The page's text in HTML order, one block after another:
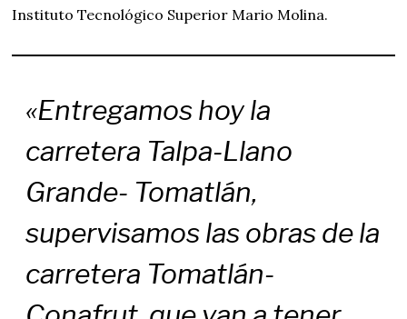
Instituto Tecnológico Superior Mario Molina.
«Entregamos hoy la
carretera Talpa-Llano
Grande- Tomatlán,
supervisamos las obras de la
carretera Tomatlán-